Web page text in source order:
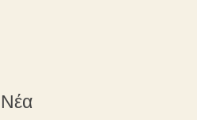
Νέα